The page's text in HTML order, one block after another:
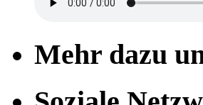
Mehr dazu